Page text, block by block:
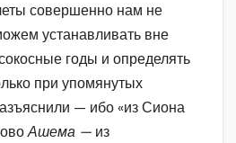
совершенно нам не
устанавливать вне
годы и определять
при упомянутых
— ибо «из Сиона
Ашема — из